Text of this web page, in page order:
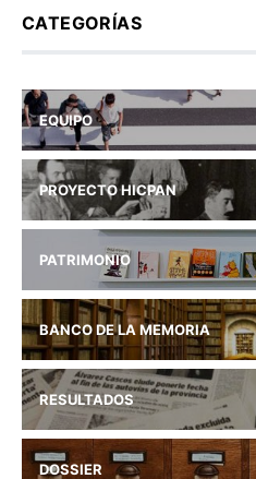
CATEGORÍAS
EQUIPO
PROYECTO HICPAN
PATRIMONIO
BANCO DE LA MEMORIA
RESULTADOS
DOSSIER